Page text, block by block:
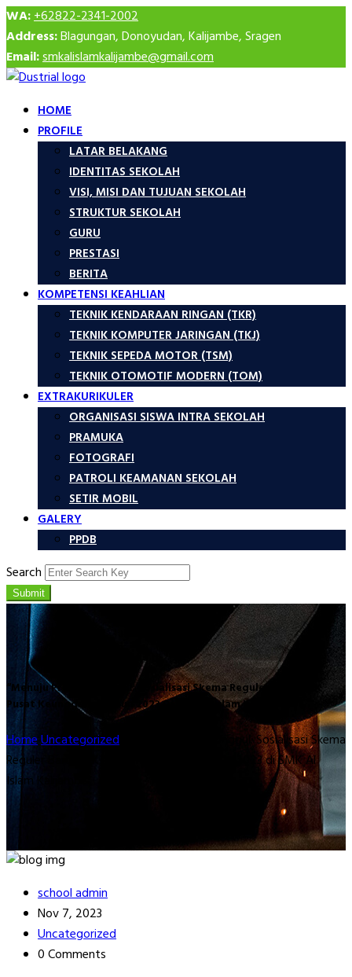
WA:+62822-2341-2002
Address:Blagungan, Donoyudan, Kalijambe, Sragen
Email:smkalislamkalijambe@gmail.com
HOME
PROFILE
LATAR BELAKANG
IDENTITAS SEKOLAH
VISI, MISI DAN TUJUAN SEKOLAH
STRUKTUR SEKOLAH
GURU
PRESTASI
BERITA
KOMPETENSI KEAHLIAN
TEKNIK KENDARAAN RINGAN (TKR)
TEKNIK KOMPUTER JARINGAN (TKJ)
TEKNIK SEPEDA MOTOR (TSM)
TEKNIK OTOMOTIF MODERN (TOM)
EXTRAKURIKULER
ORGANISASI SISWA INTRA SEKOLAH
PRAMUKA
FOTOGRAFI
PATROLI KEAMANAN SEKOLAH
SETIR MOBIL
GALERY
PPDB
Search
Submit
“Menuju Prestasi Unggul: Sosialisasi Skema Reguler Baru SMK
Pusat Keunggulan Tahun 2023 Di SMK Al Islam Kalijambe”
HomeUncategorized
“Menuju Prestasi Unggul: Sosialisasi Skema
Reguler Baru SMK Pusat Keunggulan Tahun 2023 di SMK Al
Islam Kalijambe”
school admin
Nov 7, 2023
Uncategorized
0 Comments